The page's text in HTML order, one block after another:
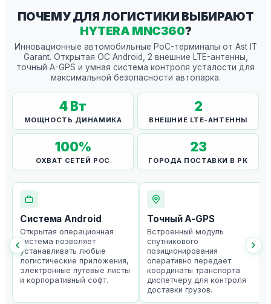
ПОЧЕМУ ДЛЯ ЛОГИСТИКИ ВЫБИРАЮТ
HYTERA MNC360?
Инновационные автомобильные PoC-терминалы от Ast IT
Garant. Открытая ОС Android, 2 внешние LTE-антенны,
точный A-GPS и умная система контроля усталости для
максимальной безопасности автопарка.
4 Вт
МОЩНОСТЬ ДИНАМИКА
2
ВНЕШНИЕ LTE-АНТЕННЫ
100%
ОХВАТ СЕТЕЙ POC
23
ГОРОДА ПОСТАВКИ В РК
Система Android
Открытая операционная
система позволяет
устанавливать любые
логистические приложения,
электронные путевые листы
и корпоративный софт.
Точный A-GPS
Встроенный модуль
спутникового
позиционирования
оперативно передает
координаты транспорта
диспетчеру для контроля
доставки грузов.